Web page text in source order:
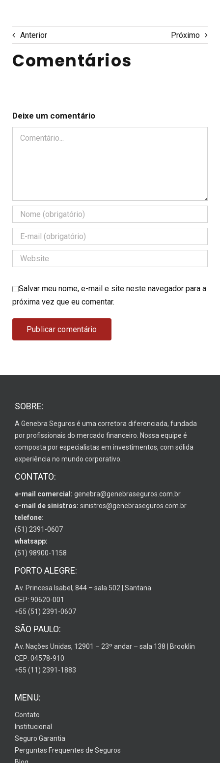
Anterior Próximo
Comentários
Deixe um comentário
Comentário
Salvar meu nome, e-mail e site neste navegador para a
próxima vez que eu comentar.
SOBRE:
A Genebra Seguros é uma corretora diferenciada, fundada
por profissionais do mercado financeiro. Nossa equipe é
composta por especialistas em investimentos, com sólida
experiência no mundo corporativo.
CONTATO:
e-mail comercial: genebra@genebraseguros.com.br
e-mail de sinistros: sinistros@genebraseguros.com.br
telefone:
(51) 2391-0607
whatsapp:
(51) 98900-1158
PORTO ALEGRE:
Av. Princesa Isabel, 844 – sala 502 | Santana
CEP: 90620-001
+55 (51) 2391-0607
SÃO PAULO:
Av. Nações Unidas, 12901 – 23º andar – sala 138 | Brooklin
CEP: 04578-910
+55 (11) 2391-1883
MENU:
Contato
Institucional
Seguro Garantia
Perguntas Frequentes de Seguros